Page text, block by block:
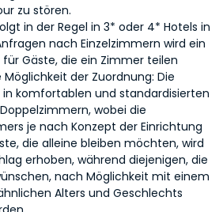
zu stören.
in der Regel in 3* oder 4* Hotels in
nach Einzelzimmern wird ein
Gäste, die ein Zimmer teilen
der Zuordnung: Die
komfortablen und standardisierten
wobei die
je nach Konzept der Einrichtung
die alleine bleiben möchten, wird
erhoben, während diejenigen, die
nach Möglichkeit mit einem
Alters und Geschlechts